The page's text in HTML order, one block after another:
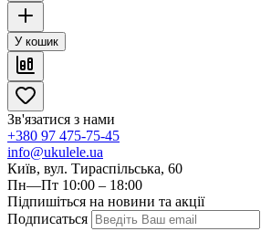
У кошик
Зв'язатися з нами
+380 97 475-75-45
info@ukulele.ua
Київ, вул. Тираспільська, 60
Пн—Пт 10:00 – 18:00
Підпишіться на новини та акції
Подписаться